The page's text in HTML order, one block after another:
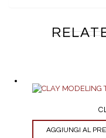
AGGIUNGI AL